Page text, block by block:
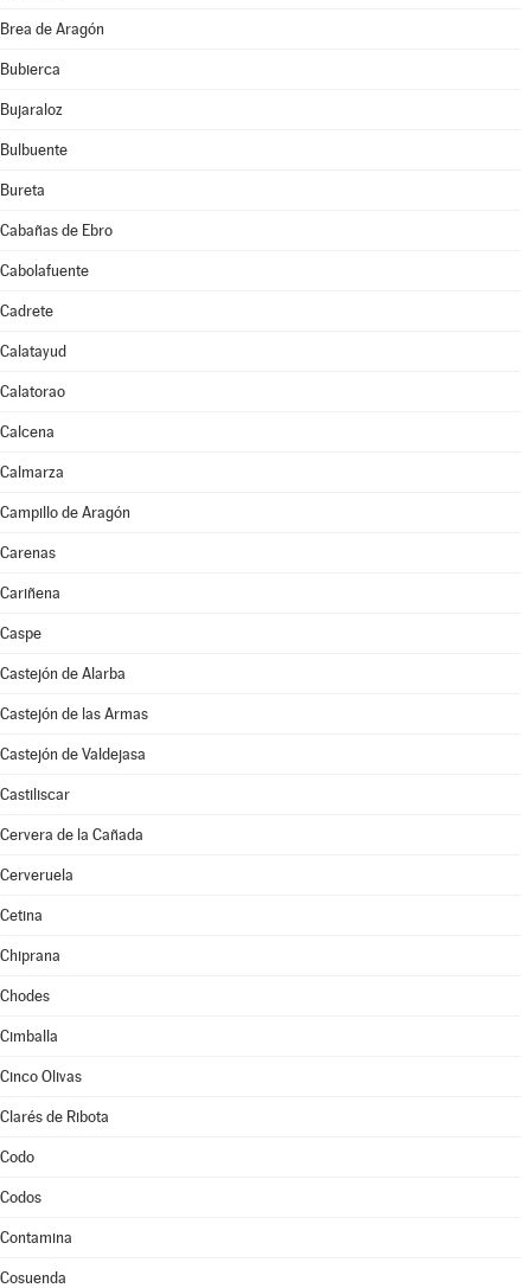
Brea de Aragón
Bubierca
Bujaraloz
Bulbuente
Bureta
Cabañas de Ebro
Cabolafuente
Cadrete
Calatayud
Calatorao
Calcena
Calmarza
Campillo de Aragón
Carenas
Cariñena
Caspe
Castejón de Alarba
Castejón de las Armas
Castejón de Valdejasa
Castiliscar
Cervera de la Cañada
Cerveruela
Cetina
Chiprana
Chodes
Cimballa
Cinco Olivas
Clarés de Ribota
Codo
Codos
Contamina
Cosuenda